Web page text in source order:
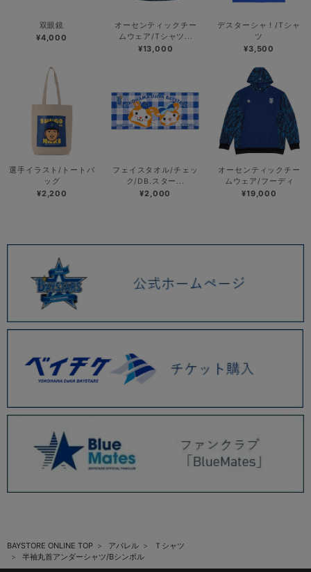
双眼鏡
¥4,000
オーセンティックチー
ムウェア/Tシャツ...
¥13,000
デスターシャ！/Tシャ
ツ
¥3,500
選手イラスト/トートバ
ッグ
¥2,200
フェイスタオル/チェッ
ク/DB.スター...
¥2,000
オーセンティックチー
ムウェア/フーディ
¥19,000
BAYSTORE ONLINE TOP アパレル
Ｔシャツ
半袖丸首アンダーシャツ/Bシンボル